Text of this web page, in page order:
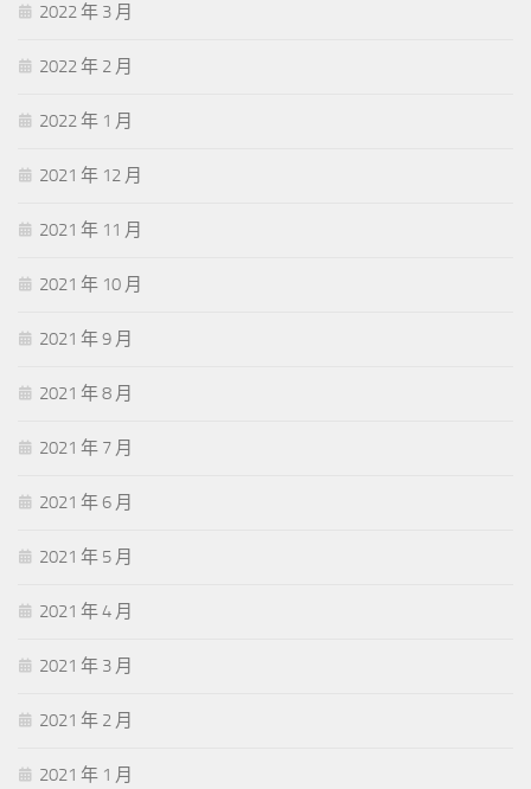
2022 年 3 月
2022 年 2 月
2022 年 1 月
2021 年 12 月
2021 年 11 月
2021 年 10 月
2021 年 9 月
2021 年 8 月
2021 年 7 月
2021 年 6 月
2021 年 5 月
2021 年 4 月
2021 年 3 月
2021 年 2 月
2021 年 1 月